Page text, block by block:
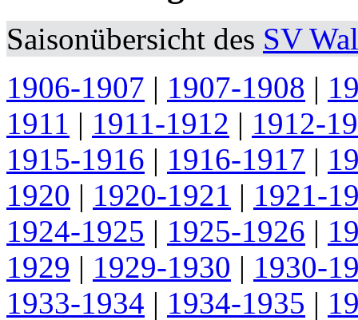
Saisonübersicht des SV
1906-1907 | 1907-1908 |
1911 | 1911-1912 | 1912-
1915-1916 | 1916-1917 |
1920 | 1920-1921 | 1921-
1924-1925 | 1925-1926 |
1929 | 1929-1930 | 1930-
1933-1934 | 1934-1935 |